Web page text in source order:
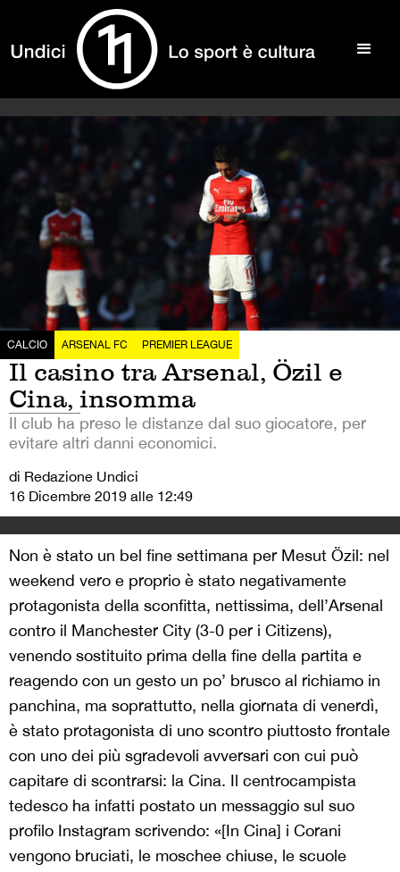
CALCIO ARSENAL FC PREMIER LEAGUE
Il casino tra Arsenal, Özil e
Cina, insomma
Il club ha preso le distanze dal suo giocatore, per
evitare altri danni economici.
di Redazione Undici
16 Dicembre 2019 alle 12:49
Non è stato un bel fine settimana per Mesut Özil: nel
weekend vero e proprio è stato negativamente
protagonista della sconfitta, nettissima, dell’Arsenal
contro il Manchester City (3-0 per i Citizens),
venendo sostituito prima della fine della partita e
reagendo con un gesto un po’ brusco al richiamo in
panchina, ma soprattutto, nella giornata di venerdì,
è stato protagonista di uno scontro piuttosto frontale
con uno dei più sgradevoli avversari con cui può
capitare di scontrarsi: la Cina. Il centrocampista
tedesco ha infatti postato un messaggio sul suo
profilo Instagram scrivendo: «[In Cina] i Corani
vengono bruciati, le moschee chiuse, le scuole